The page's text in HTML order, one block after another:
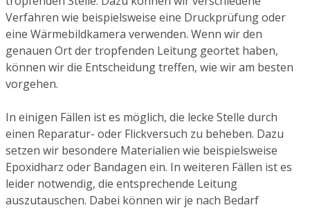
Verfahren wie beispielsweise eine Druckprüfung oder
eine Wärmebildkamera verwenden. Wenn wir den
genauen Ort der tropfenden Leitung geortet haben,
können wir die Entscheidung treffen, wie wir am besten
vorgehen.
In einigen Fällen ist es möglich, die lecke Stelle durch
einen Reparatur- oder Flickversuch zu beheben. Dazu
setzen wir besondere Materialien wie beispielsweise
Epoxidharz oder Bandagen ein. In weiteren Fällen ist es
leider notwendig, die entsprechende Leitung
auszutauschen. Dabei können wir je nach Bedarf